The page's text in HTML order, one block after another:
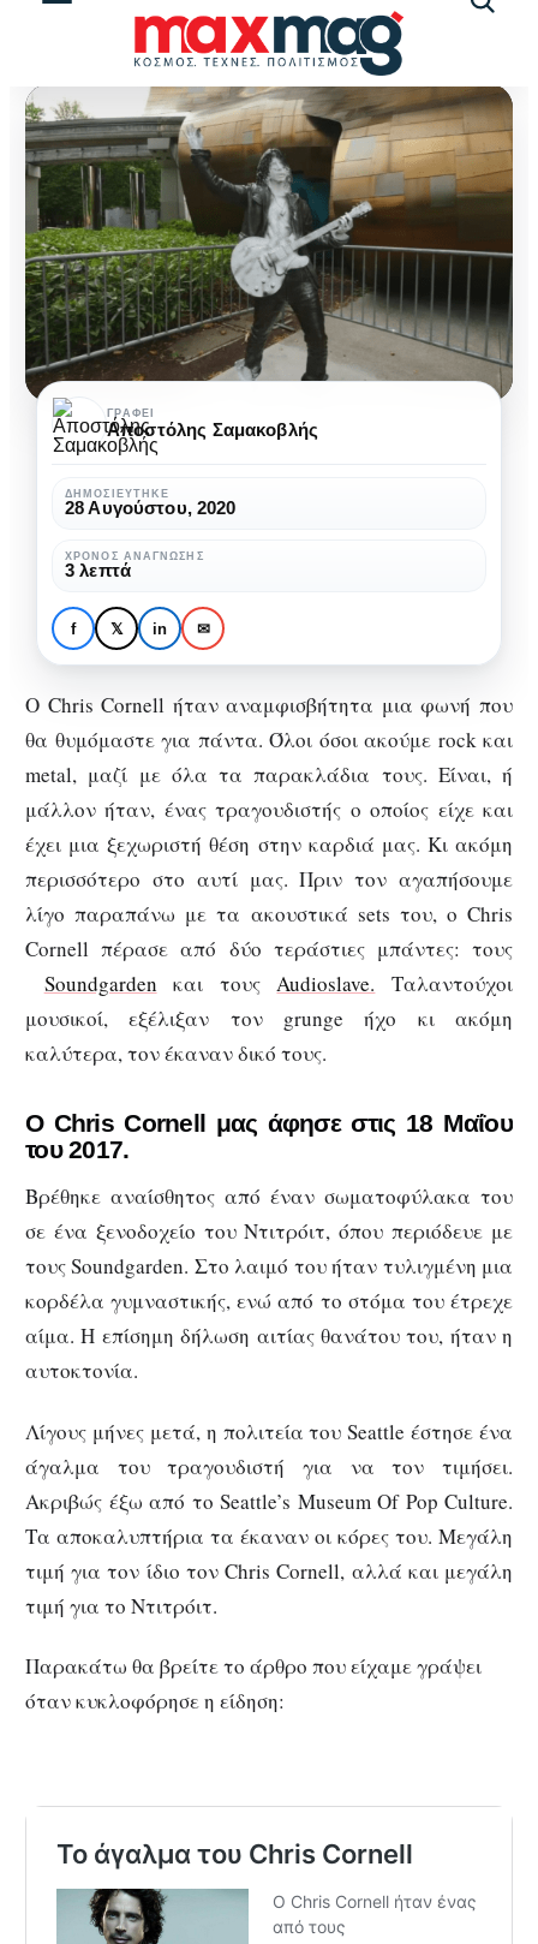
MUSIC NEWS ΜΟΥΣΙΚΉ
Πέταξαν μπογιά στο
άγαλμα του Chris
Cornell
Πέταξαν
μπογιά
στο
άγαλμα
του
Chris
Cornell
ΓΡΆΦΕΙ
Αποστόλης Σαμακοβλής
ΔΗΜΟΣΙΕΎΤΗΚΕ
28 Αυγούστου, 2020
ΧΡΌΝΟΣ ΑΝΆΓΝΩΣΗΣ
3 λεπτά
f 𝕏 in ✉
Ο Chris Cornell ήταν αναμφισβήτητα μια φωνή που
θα θυμόμαστε για πάντα. Όλοι όσοι ακούμε rock και
metal, μαζί με όλα τα παρακλάδια τους. Είναι, ή
μάλλον ήταν, ένας τραγουδιστής ο οποίος είχε και
έχει μια ξεχωριστή θέση στην καρδιά μας. Κι ακόμη
περισσότερο στο αυτί μας. Πριν τον αγαπήσουμε
λίγο παραπάνω με τα ακουστικά sets του, ο Chris
Cornell πέρασε από δύο τεράστιες μπάντες: τους
Soundgarden και τουςAudioslave. Ταλαντούχοι
μουσικοί, εξέλιξαν τον grunge ήχο κι ακόμη
καλύτερα, τον έκαναν δικό τους.
Ο Chris Cornell μας άφησε στις 18 Μαΐου
του 2017.
Βρέθηκε αναίσθητος από έναν σωματοφύλακα του
σε ένα ξενοδοχείο του Ντιτρόιτ, όπου περιόδευε με
τους Soundgarden. Στο λαιμό του ήταν τυλιγμένη μια
κορδέλα γυμναστικής, ενώ από το στόμα του έτρεχε
αίμα. Η επίσημη δήλωση αιτίας θανάτου του, ήταν η
αυτοκτονία.
Λίγους μήνες μετά, η πολιτεία του Seattle έστησε ένα
άγαλμα του τραγουδιστή για να τον τιμήσει.
Ακριβώς έξω από το Seattle’s Museum Of Pop Culture.
Τα αποκαλυπτήρια τα έκαναν οι κόρες του. Μεγάλη
τιμή για τον ίδιο τον Chris Cornell, αλλά και μεγάλη
τιμή για το Ντιτρόιτ.
Παρακάτω θα βρείτε το άρθρο που είχαμε γράψει
όταν κυκλοφόρησε η είδηση: